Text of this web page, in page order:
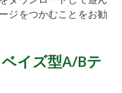
ジをつかむことをお勧
ベイズ型A/Bテ